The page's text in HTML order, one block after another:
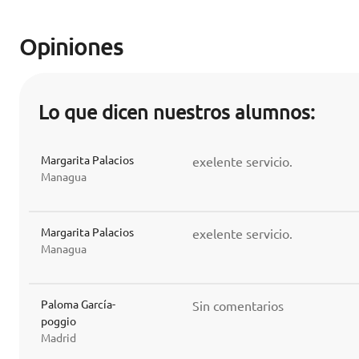
Opiniones
Lo que dicen nuestros alumnos:
Margarita Palacios
Managua
exelente servicio.
Margarita Palacios
Managua
exelente servicio.
Paloma García-
poggio
Madrid
Sin comentarios